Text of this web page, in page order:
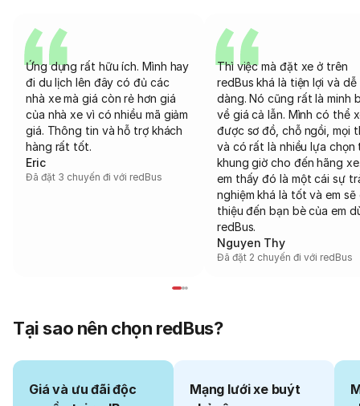
Ứng dụng rất hữu ích. Mình hay
đi du lịch lên đây có đủ các
nhà xe mà giá còn rẻ hơn giá
của nhà xe vì có nhiều mã giảm
giá. Thông tin và hỗ trợ khách
hàng rất tốt.
Eric
Đã đặt 3 chuyến đi với redBus
Thì việc mà đặt xe ở trên
redBus khá là tiện lợi và dễ
dàng. Nó cũng rất là minh
về giá cả lẫn. Mình có thể
được sơ đồ, chỗ ngồi, mọi
và có rất là nhiều lựa chọn
khung giờ cho đến hãng
em thấy đó là một cái sự
nghiệm khá là tốt và em sẽ
thiệu đến bạn bè của em
redBus.
Nguyen Thy
Đã đặt 2 chuyến đi với redBus
Tại sao nên chọn redBus?
Giá và ưu đãi độc
Mạng lưới xe buýt